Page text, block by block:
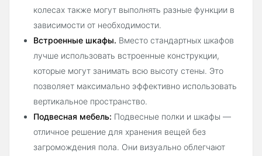
колесах также могут выполнять разные функции в
зависимости от необходимости.
Встроенные шкафы. Вместо стандартных шкафов
лучше использовать встроенные конструкции,
которые могут занимать всю высоту стены. Это
позволяет максимально эффективно использовать
вертикальное пространство.
Подвесная мебель: Подвесные полки и шкафы —
отличное решение для хранения вещей без
загромождения пола. Они визуально облегчают